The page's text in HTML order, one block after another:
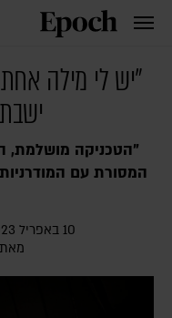
"יש לי מילה
"הטכניקה מושלמת,
המסורת עם
10 באפריל 2023
מאת